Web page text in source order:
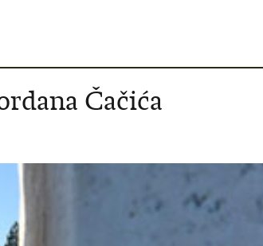
Čačića